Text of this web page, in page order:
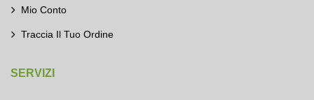
Mio Conto
Traccia Il Tuo Ordine
SERVIZI